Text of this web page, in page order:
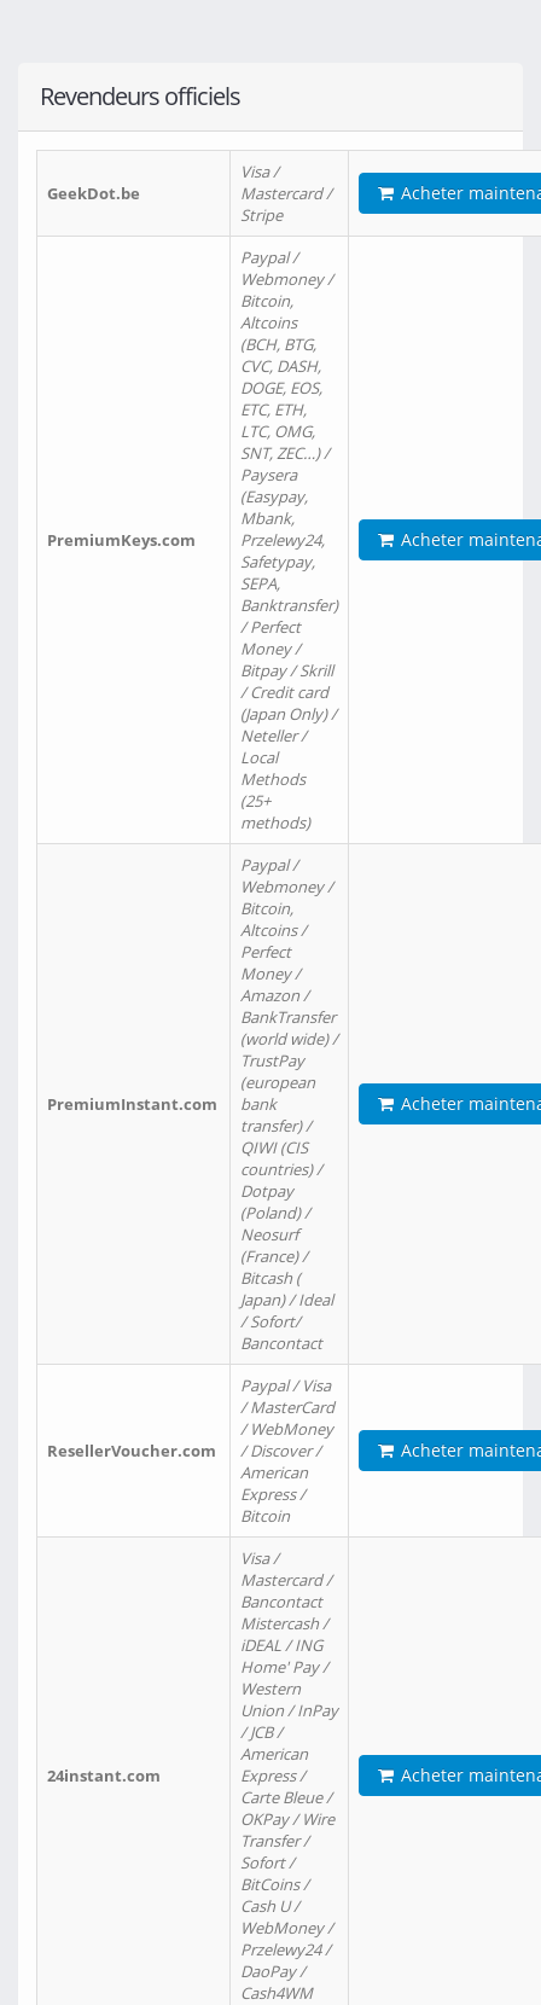
Revendeurs officiels
GeekDot.be
Visa /
Mastercard /
Stripe
Acheter
PremiumKeys.com
Paypal /
Webmoney /
Bitcoin,
Altcoins
(BCH, BTG,
CVC, DASH,
DOGE, EOS,
ETC, ETH,
LTC, OMG,
SNT, ZEC…) /
Paysera
(Easypay,
Mbank,
Przelewy24,
Safetypay,
SEPA,
Banktransfer)
/ Perfect
Money /
Bitpay / Skrill
/ Credit card
(Japan Only) /
Neteller /
Local
Methods
(25+
methods)
Acheter
PremiumInstant.com
Paypal /
Webmoney /
Bitcoin,
Altcoins /
Perfect
Money /
Amazon /
BankTransfer
(world wide) /
TrustPay
(european
bank
transfer) /
QIWI (CIS
countries) /
Dotpay
(Poland) /
Neosurf
(France) /
Bitcash (
Japan) / Ideal
/ Sofort/
Bancontact
Acheter
ResellerVoucher.com
Paypal / Visa
/ MasterCard
/ WebMoney
/ Discover /
American
Express /
Bitcoin
Acheter
24instant.com
Visa /
Mastercard /
Bancontact
Mistercash /
iDEAL / ING
Home' Pay /
Western
Union / InPay
/ JCB /
American
Express /
Carte Bleue /
OKPay / Wire
Transfer /
Sofort /
BitCoins /
Cash U /
WebMoney /
Przelewy24 /
DaoPay /
Cash4WM
Acheter